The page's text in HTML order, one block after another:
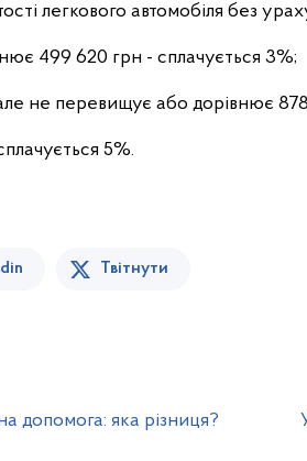
легкового автомобіля без
499 620 грн - сплачується 3%;
не перевищує або дорівнює
5%.
Твітнути
допомога: яка різниця?